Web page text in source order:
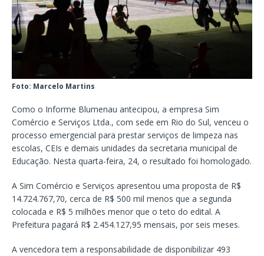
Foto: Marcelo Martins
Como o Informe Blumenau antecipou, a empresa Sim
Comércio e Serviços Ltda., com sede em Rio do Sul, venceu o
processo emergencial para prestar serviços de limpeza nas
escolas, CEIs e demais unidades da secretaria municipal de
Educação. Nesta quarta-feira, 24, o resultado foi homologado.
A Sim Comércio e Serviços apresentou uma proposta de R$
14.724.767,70, cerca de R$ 500 mil menos que a segunda
colocada e R$ 5 milhões menor que o teto do edital. A
Prefeitura pagará R$ 2.454.127,95 mensais, por seis meses.
A vencedora tem a responsabilidade de disponibilizar 493